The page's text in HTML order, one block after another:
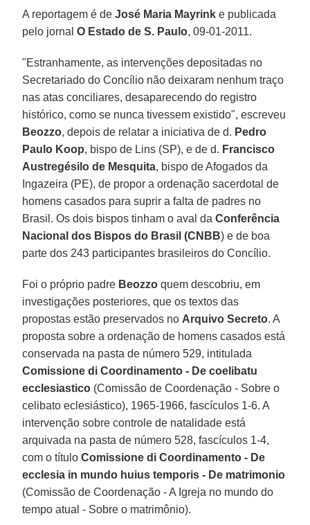
A reportagem é deJosé Maria Mayrink e publicada
pelo jornalO Estado de S. Paulo, 09-01-2011.
"Estranhamente, as intervenções depositadas no
Secretariado do Concílio não deixaram nenhum traço
nas atas conciliares, desaparecendo do registro
histórico, como se nunca tivessem existido", escreveu
Beozzo, depois de relatar a iniciativa de d. Pedro
Paulo Koop, bispo de Lins (SP), e de d. Francisco
Austregésilo de Mesquita, bispo de Afogados da
Ingazeira (PE), de propor a ordenação sacerdotal de
homens casados para suprir a falta de padres no
Brasil. Os dois bispos tinham o aval daConferência
Nacional dos Bispos do Brasil (CNBB) e de boa
parte dos 243 participantes brasileiros do Concílio.
Foi o próprio padre Beozzo quem descobriu, em
investigações posteriores, que os textos das
propostas estão preservados no Arquivo Secreto. A
proposta sobre a ordenação de homens casados está
conservada na pasta de número 529, intitulada
Comissione di Coordinamento - De coelibatu
ecclesiastico (Comissão de Coordenação - Sobre o
celibato eclesiástico), 1965-1966, fascículos 1-6. A
intervenção sobre controle de natalidade está
arquivada na pasta de número 528, fascículos 1-4,
com o títuloComissione di Coordinamento - De
ecclesia in mundo huius temporis - De matrimonio
(Comissão de Coordenação - A Igreja no mundo do
tempo atual - Sobre o matrimônio).